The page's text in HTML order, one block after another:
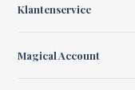
Klantenservice
Magical Account